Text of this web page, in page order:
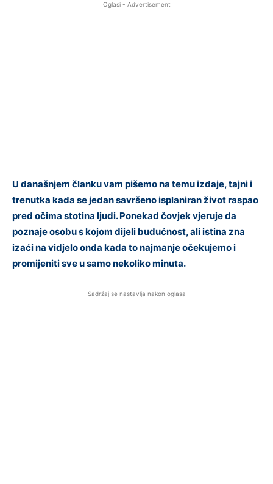
Oglasi - Advertisement
U današnjem članku vam pišemo na temu izdaje, tajni i
trenutka kada se jedan savršeno isplaniran život raspao
pred očima stotina ljudi. Ponekad čovjek vjeruje da
poznaje osobu s kojom dijeli budućnost, ali istina zna
izaći na vidjelo onda kada to najmanje očekujemo i
promijeniti sve u samo nekoliko minuta.
Sadržaj se nastavlja nakon oglasa